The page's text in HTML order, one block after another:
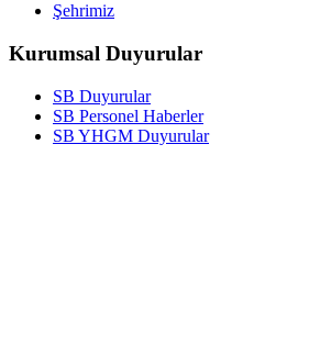
Şehrimiz
Kurumsal Duyurular
SB Duyurular
SB Personel Haberler
SB YHGM Duyurular